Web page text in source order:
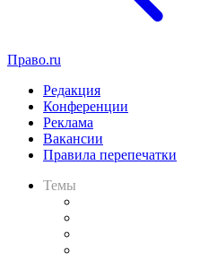
Право.ru
Редакция
Конференции
Реклама
Вакансии
Правила перепечатки
Темы